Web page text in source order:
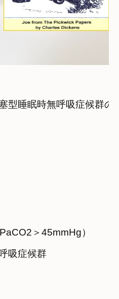
＞45mmHg）
吸症候群